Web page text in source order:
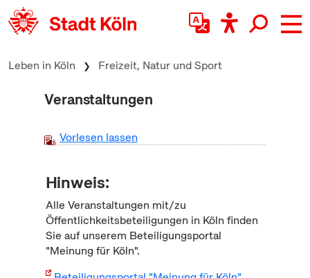
zum Inhalt springen
Leben in Köln Freizeit, Natur und Sport
Veranstaltungen
Vorlesen lassen
Hinweis:
Alle Veranstaltungen mit/zu
Öffentlichkeitsbeteiligungen in Köln finden
Sie auf unserem Beteiligungsportal
"Meinung für Köln".